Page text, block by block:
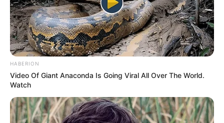
HABERION
Video Of Giant Anaconda Is Going Viral All Over The World.
Watch